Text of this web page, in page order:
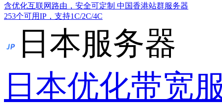
含优化互联网路由，安全可定制 中国香港站群服务器
253个可用IP，支持1C/2C/4C
日本服务器
日本优化带宽